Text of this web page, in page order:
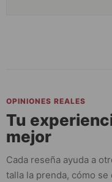
OPINIONES REALES
Tu
mejor
Cada reseña ayuda a
talla la prenda, cómo